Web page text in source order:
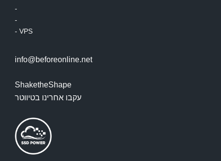
-
-
- VPS
info@beforeonline.net
ShaketheShape
עקבו אחרינו בטיווטר